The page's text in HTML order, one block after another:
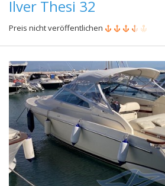
Ilver Thesi 32
Preis nicht veröffentlichen